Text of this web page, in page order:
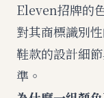
Eleven招牌的
對其商標識別
鞋款的設計細
準。